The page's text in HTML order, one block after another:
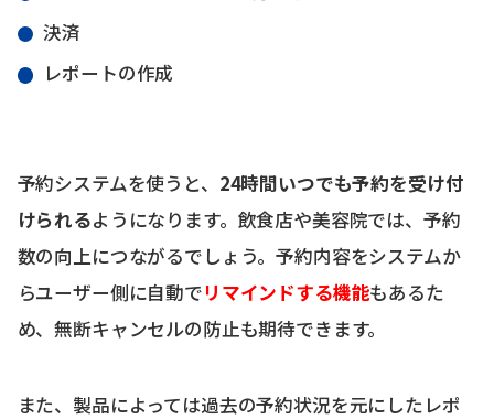
決済
レポートの作成
予約システムを使うと、 24時間いつでも予約を受け付
けられるようになります。飲食店や美容院では、予約
数の向上につながるでしょう。予約内容をシステムか
らユーザー側に自動でリマインドする機能もあるた
め、無断キャンセルの防止も期待できます。
また、製品によっては過去の予約状況を元にしたレポ